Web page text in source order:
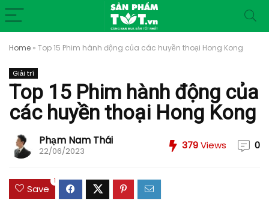
Home » Top 15 Phim hành động của các huyền thoại Hong Kong
Giải trí
Top 15 Phim hành động của
các huyền thoại Hong Kong
Phạm Nam Thái
22/06/2023 379Views 0
Save
1